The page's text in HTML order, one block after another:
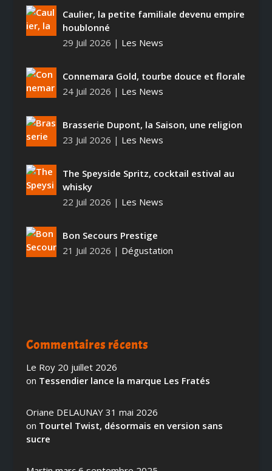
Caulier, la petite familiale devenu empire
houblonné
29 Juil 2026 | Les News
Connemara Gold, tourbe douce et florale
24 Juil 2026 | Les News
Brasserie Dupont, la Saison, une religion
23 Juil 2026 | Les News
The Speyside Spritz, cocktail estival au
whisky
22 Juil 2026 | Les News
Bon Secours Prestige
21 Juil 2026 | Dégustation
Commentaires récents
Le Roy 20 juillet 2026
on Tessendier lance la marque Les Fratés
Oriane DELAUNAY 31 mai 2026
on Tourtel Twist, désormais en version sans
sucre